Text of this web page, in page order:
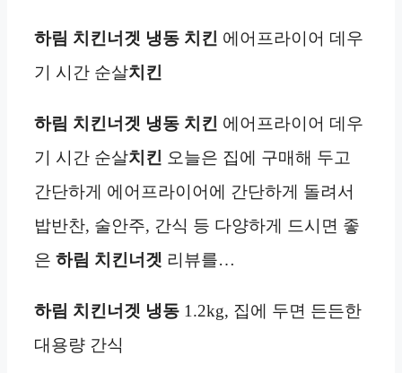
하림 치킨너겟 냉동 치킨 에어프라이어 데우
기 시간 순살치킨
하림 치킨너겟 냉동 치킨 에어프라이어 데우
기 시간 순살치킨 오늘은 집에 구매해 두고
간단하게 에어프라이어에 간단하게 돌려서
밥반찬, 술안주, 간식 등 다양하게 드시면 좋
은 하림 치킨너겟 리뷰를…
하림 치킨너겟 냉동 1.2kg, 집에 두면 든든한
대용량 간식